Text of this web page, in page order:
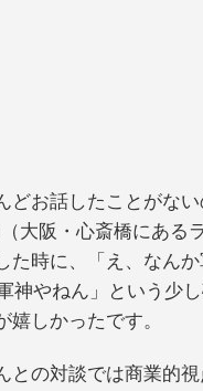
お話したことがな
大阪・心斎橋にある
た時に、「え、なんか
神やねん」という少
嬉しかったです。
の対談では商業的視